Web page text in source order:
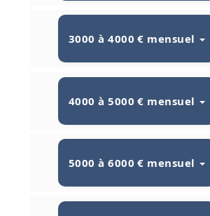
3000 à 4000 € mensuel
4000 à 5000 € mensuel
5000 à 6000 € mensuel